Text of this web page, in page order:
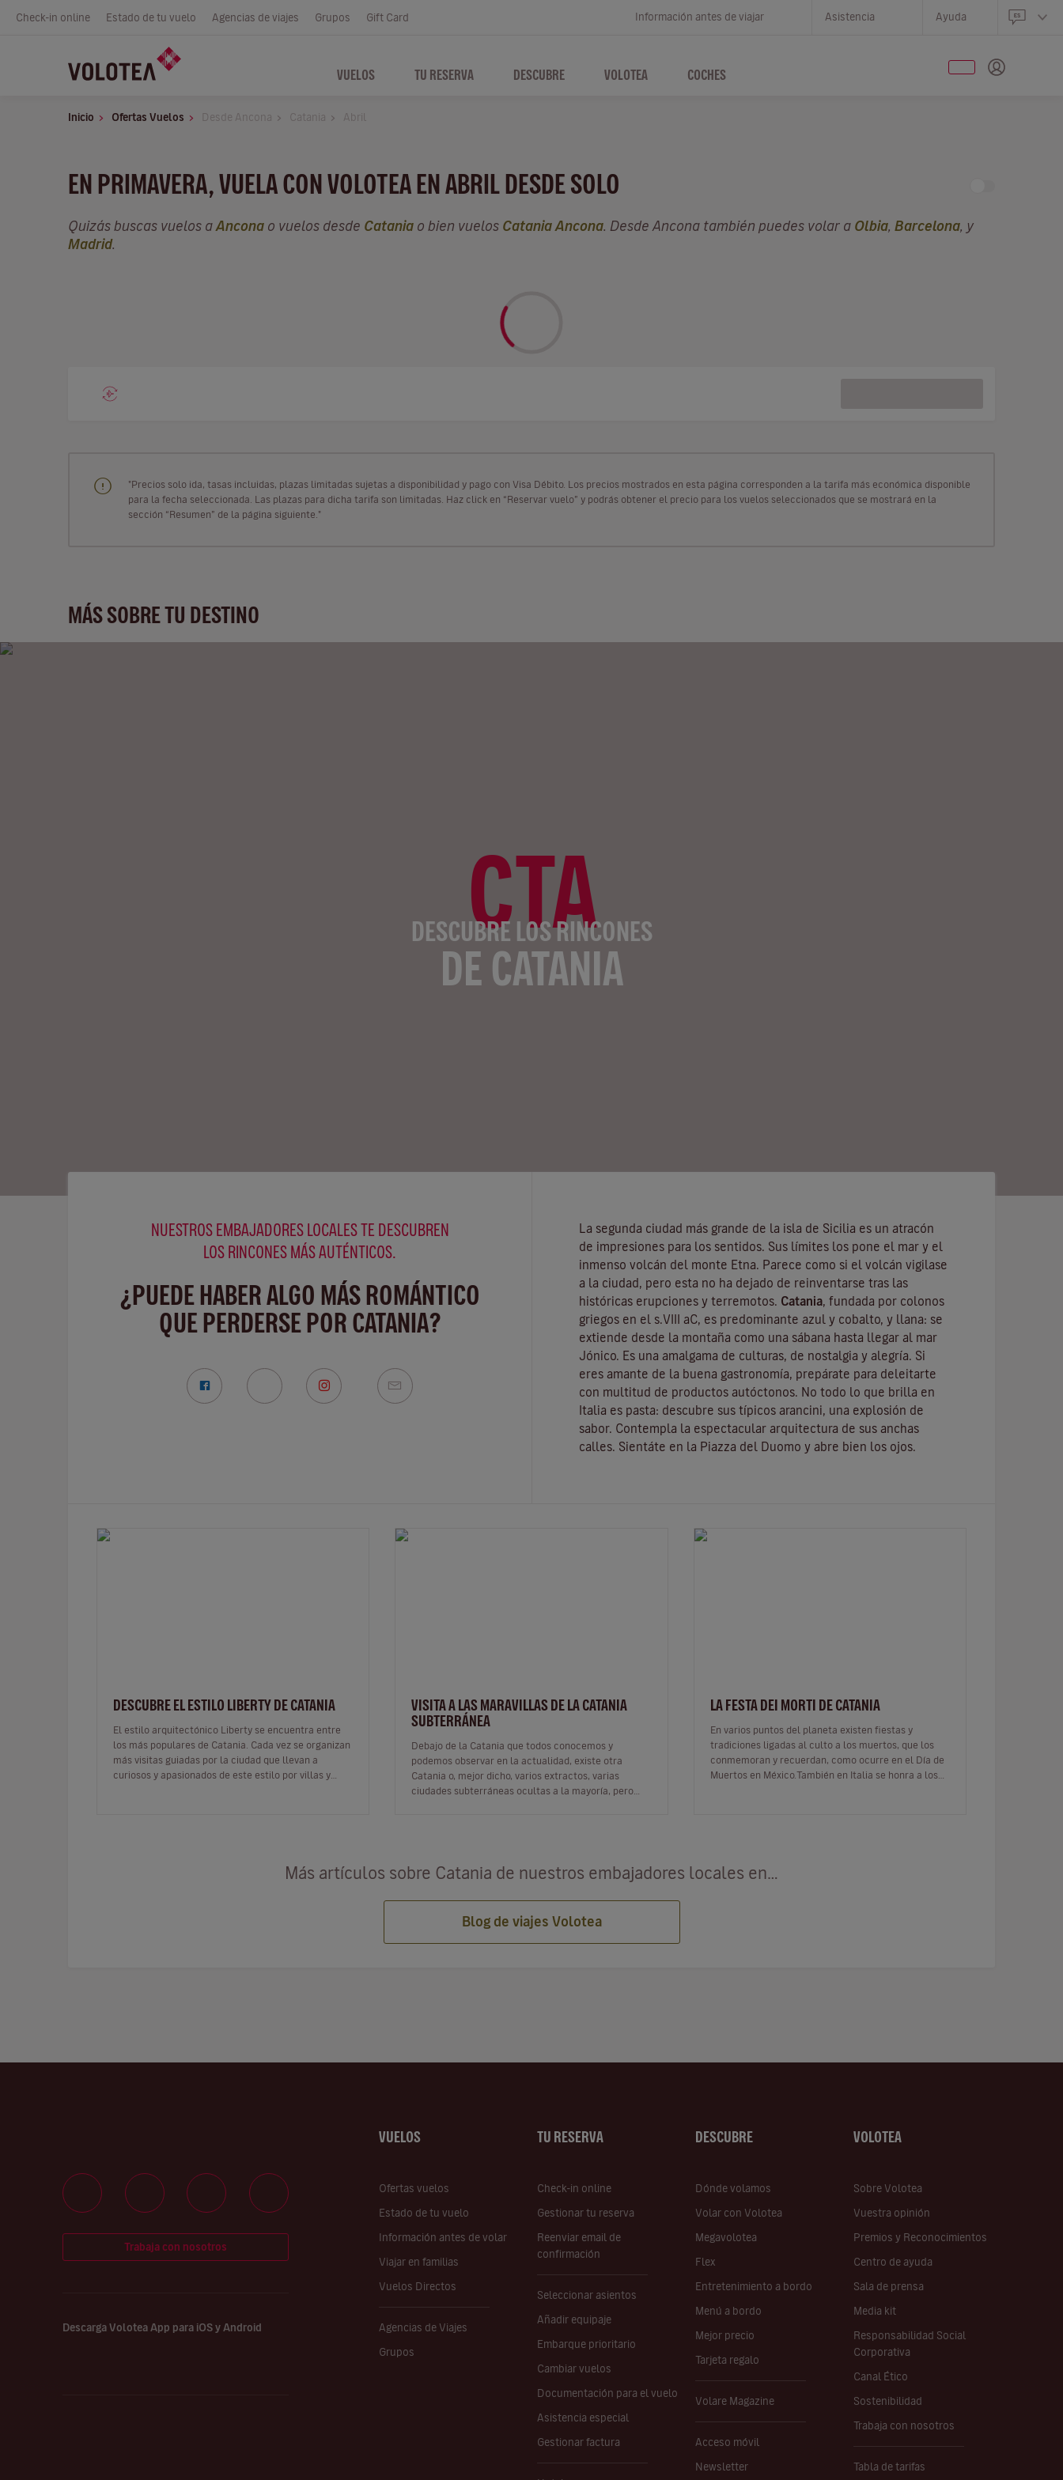
Check-in online Estado de tu vuelo Agencias de viajes Grupos Gift Card Información antes de viajar Asistencia Ayuda
VUELOS TU RESERVA DESCUBRE VOLOTEA COCHES
Inicio Ofertas Vuelos Desde Ancona Catania Abril
EN PRIMAVERA, VUELA CON VOLOTEA EN ABRIL DESDE SOLO
Quizás buscas vuelos a Ancona o vuelos desde Catania o bien vuelos Catania Ancona . Desde Ancona también puedes volar a Olbia Barcelona , y
Madrid.
"Precios solo ida, tasas incluidas, plazas limitadas sujetas a disponibilidad y pago con Visa Débito. Los precios mostrados en esta página corresponden a la tarifa más económica disponible
para la fecha seleccionada. Las plazas para dicha tarifa son limitadas. Haz click en “Reservar vuelo” y podrás obtener el precio para los vuelos seleccionados que se mostrará en la
sección “Resumen” de la página siguiente."
MÁS SOBRE TU DESTINO
CTA
DESCUBRE LOS RINCONES
DE CATANIA
NUESTROS EMBAJADORES LOCALES TE DESCUBREN
LOS RINCONES MÁS AUTÉNTICOS.
¿PUEDE HABER ALGO MÁS ROMÁNTICO
QUE PERDERSE POR CATANIA?
La segunda ciudad más grande de la isla de Sicilia es un atracón
de impresiones para los sentidos. Sus límites los pone el mar y el
inmenso volcán del monte Etna . Parece como si el volcán vigilase
a la ciudad, pero esta no ha dejado de reinventarse tras las
históricas erupciones y terremotos. Catania , fundada por colonos
griegos en el s.VIII aC, es predominante azul y cobalto, y llana: se
extiende desde la montaña como una sábana hasta llegar al mar
Jónico. Es una amalgama de culturas, de nostalgia y alegría. Si
eres amante de la buena gastronomía, prepárate para deleitarte
con multitud de productos autóctonos. No todo lo que brilla en
Italia es pasta: descubre sus típicos arancini, una explosión de
sabor. Contempla la espectacular arquitectura de sus anchas
calles. Sientáte en la Piazza del Duomo y abre bien los ojos.
DESCUBRE EL ESTILO LIBERTY DE CATANIA
El estilo arquitectónico Liberty se encuentra entre
los más populares de Catania. Cada vez se organizan
más visitas guiadas por la ciudad que llevan a
curiosos y apasionados de este estilo por villas y
VISITA A LAS MARAVILLAS DE LA CATANIA
SUBTERRÁNEA
Debajo de la Catania que todos conocemos y
podemos observar en la actualidad, existe otra
Catania o, mejor dicho, varios extractos, varias
ciudades subterráneas ocultas a la mayoría, pero
LA FESTA DEI MORTI DE CATANIA
En varios puntos del planeta existen fiestas y
tradiciones ligadas al culto a los muertos, que los
conmemoran y recuerdan, como ocurre en el Día de
Muertos en México.También en Italia se honra a los
Más artículos sobre Catania de nuestros embajadores locales en…
Blog de viajes Volotea
VUELOS
Ofertas vuelos
Estado de tu vuelo
Información antes de volar
Viajar en familias
Vuelos Directos
Agencias de Viajes
Grupos
TU RESERVA
Check-in online
Gestionar tu reserva
Reenviar email de
confirmación
Seleccionar asientos
Añadir equipaje
Embarque prioritario
Cambiar vuelos
Documentación para el vuelo
Asistencia especial
Gestionar factura
DESCUBRE
Dónde volamos
Volar con Volotea
Megavolotea
Flex
Entretenimiento a bordo
Menú a bordo
Mejor precio
Tarjeta regalo
Volare Magazine
Acceso móvil
Newsletter
VOLOTEA
Sobre Volotea
Vuestra opinión
Premios y Reconocimientos
Centro de ayuda
Sala de prensa
Media kit
Responsabilidad Social
Corporativa
Canal Ético
Sostenibilidad
Trabaja con nosotros
Tabla de tarifas
Trabaja con nosotros
Descarga Volotea App para iOS y Android